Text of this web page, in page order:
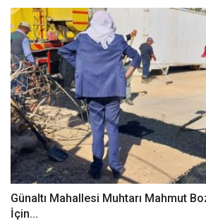
Günaltı Mahallesi Muhtarı Mahmut
İçin...